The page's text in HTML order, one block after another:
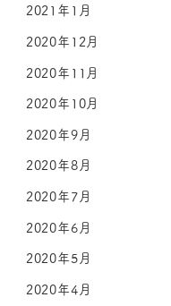
2021年1月
2020年12月
2020年11月
2020年10月
2020年9月
2020年8月
2020年7月
2020年6月
2020年5月
2020年4月